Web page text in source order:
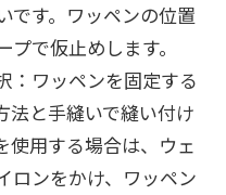
です。ワッペンの位置
で仮止めします。
：ワッペンを固定する
法と手縫いで縫い付け
使用する場合は、ウェ
ロンをかけ、ワッペン